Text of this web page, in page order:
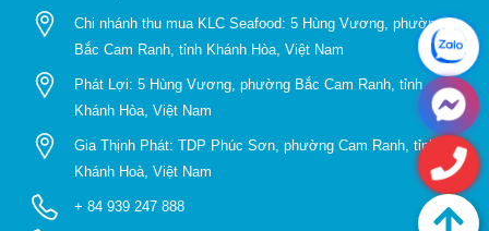
Chi nhánh thu mua KLC Seafood: 5 Hùng Vương, phường
Bắc Cam Ranh, tỉnh Khánh Hòa, Việt Nam
Phát Lợi: 5 Hùng Vương, phường Bắc Cam Ranh, tỉnh
Khánh Hòa, Việt Nam
Gia Thịnh Phát: TDP Phúc Sơn, phường Cam Ranh, tỉnh
Khánh Hoà, Việt Nam
+ 84 939 247 888